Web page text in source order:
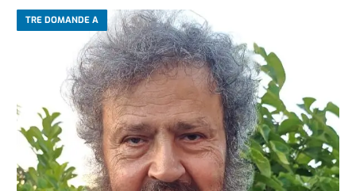
TRE DOMANDE A